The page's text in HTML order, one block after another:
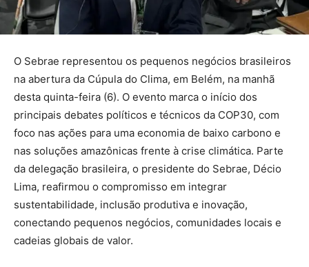
O Sebrae representou os pequenos negócios brasileiros
na abertura da Cúpula do Clima, em Belém, na manhã
desta quinta-feira (6). O evento marca o início dos
principais debates políticos e técnicos da COP30, com
foco nas ações para uma economia de baixo carbono e
nas soluções amazônicas frente à crise climática. Parte
da delegação brasileira, o presidente do Sebrae, Décio
Lima, reafirmou o compromisso em integrar
sustentabilidade, inclusão produtiva e inovação,
conectando pequenos negócios, comunidades locais e
cadeias globais de valor.